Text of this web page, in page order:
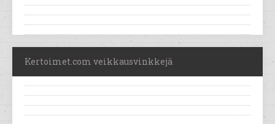
Kertoimet.com veikkausvinkkejä